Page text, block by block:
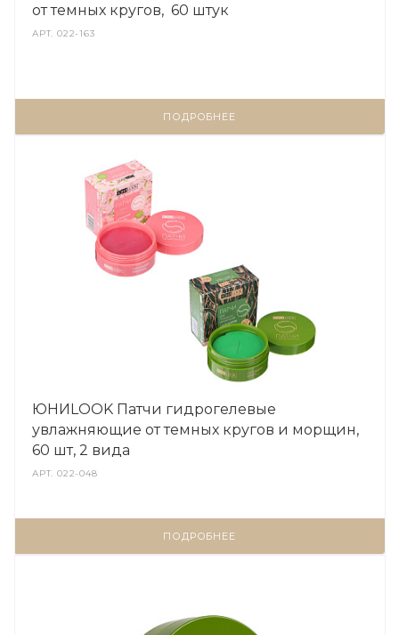
от темных кругов, 60 штук
АРТ.022-163
ПОДРОБНЕЕ
ЮНИLOOK Патчи гидрогелевые
увлажняющие от темных кругов и морщин,
60 шт, 2 вида
АРТ.022-048
ПОДРОБНЕЕ